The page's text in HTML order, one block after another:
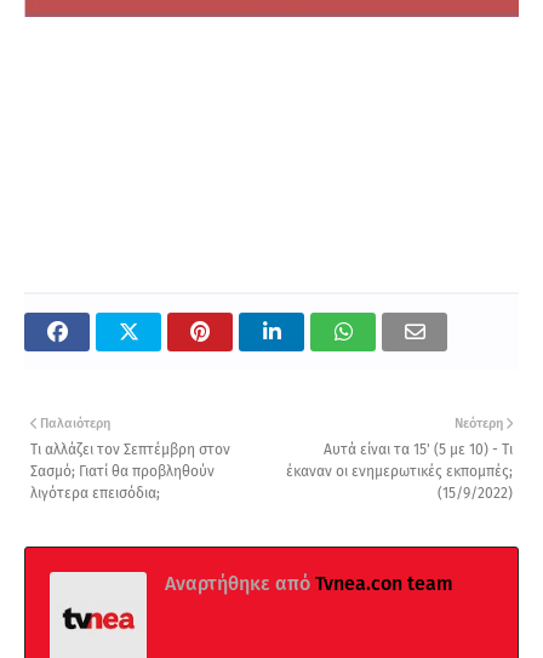
Νεότερη
Αυτά είναι τα 15' (5 με 10) - Τι
έκαναν οι ενημερωτικές εκπομπές;
(15/9/2022)
Παλαιότερη
Τι αλλάζει τον Σεπτέμβρη στον
Σασμό; Γιατί θα προβληθούν
λιγότερα επεισόδια;
Αναρτήθηκε από Tvnea.con team